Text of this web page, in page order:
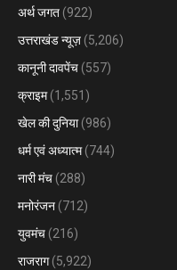
अर्थ जगत (922)
उत्तराखंड न्यूज़ (5,206)
कानूनी दावपेंच (557)
क्राइम(1,551)
खेल की दुनिया(986)
धर्म एवं अध्यात्म(744)
नारी मंच (288)
मनोरंजन (712)
युवमंच (216)
राजराग(5,922)